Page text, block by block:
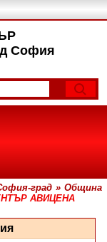
София
град » Община
АВИЦЕНА